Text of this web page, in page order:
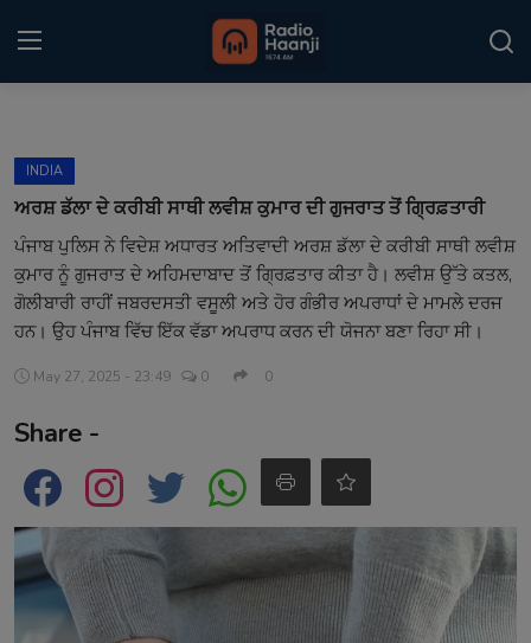
Home
Punjabi Podcast
Kitaab Kahani
Event
Contact
INDIA
ਅਰਸ਼ ਡੱਲਾ ਦੇ ਕਰੀਬੀ ਸਾਥੀ ਲਵੀਸ਼ ਕੁਮਾਰ ਦੀ ਗੁਜਰਾਤ ਤੋਂ ਗ੍ਰਿਫ਼ਤਾਰੀ
ਪੰਜਾਬ ਪੁਲਿਸ ਨੇ ਵਿਦੇਸ਼ ਅਧਾਰਤ ਅਤਿਵਾਦੀ ਅਰਸ਼ ਡੱਲਾ ਦੇ ਕਰੀਬੀ ਸਾਥੀ ਲਵੀਸ਼
ਕੁਮਾਰ ਨੂੰ ਗੁਜਰਾਤ ਦੇ ਅਹਿਮਦਾਬਾਦ ਤੋਂ ਗ੍ਰਿਫ਼ਤਾਰ ਕੀਤਾ ਹੈ। ਲਵੀਸ਼ ਉੱਤੇ ਕਤਲ,
ਗੋਲੀਬਾਰੀ ਰਾਹੀਂ ਜਬਰਦਸਤੀ ਵਸੂਲੀ ਅਤੇ ਹੋਰ ਗੰਭੀਰ ਅਪਰਾਧਾਂ ਦੇ ਮਾਮਲੇ ਦਰਜ
ਹਨ। ਉਹ ਪੰਜਾਬ ਵਿੱਚ ਇੱਕ ਵੱਡਾ ਅਪਰਾਧ ਕਰਨ ਦੀ ਯੋਜਨਾ ਬਣਾ ਰਿਹਾ ਸੀ।
May 27, 2025 - 23:49 0 0
Share -